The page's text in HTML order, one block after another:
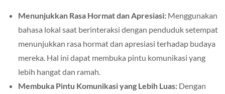
Menunjukkan Rasa Hormat dan Apresiasi: Menggunakan
bahasa lokal saat berinteraksi dengan penduduk setempat
menunjukkan rasa hormat dan apresiasi terhadap budaya
mereka. Hal ini dapat membuka pintu komunikasi yang
lebih hangat dan ramah.
Membuka Pintu Komunikasi yang Lebih Luas: Dengan